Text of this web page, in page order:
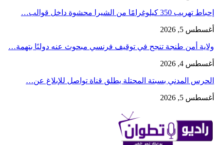
إحباط تهريب 350 كيلوغرامًا من الشيرا محشوة داخل قوالب…
أغسطس 5, 2026
ولاية أمن طنجة تنجح في توقيف فرنسي مبحوث عنه دوليًا بتهمة…
أغسطس 4, 2026
الحرس المدني بسبتة المحتلة يطلق قناة تواصل للإبلاغ عن…
أغسطس 5, 2026